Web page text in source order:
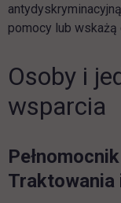
pomocy lub
Osoby i
wsparcia
Traktowania